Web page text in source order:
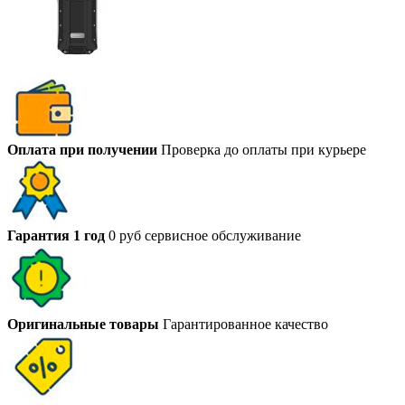
Оплата при получении Проверка до оплаты при курьере
Гарантия 1 год 0 руб сервисное обслуживание
Оригинальные товары Гарантированное качество